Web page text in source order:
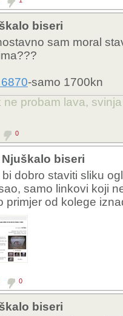
biseri
sam moral
-samo 1700kn
ne probam lava,
0
Njuškalo biseri
bi dobro staviti sliku
samo linkovi koji
primjer od kolege
0
biseri